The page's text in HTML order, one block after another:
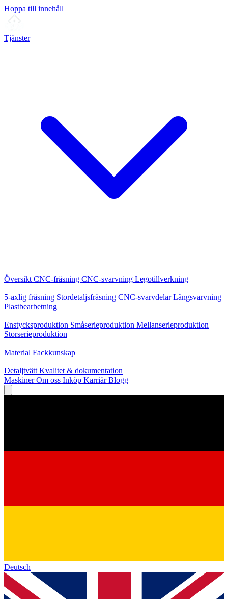
Hoppa till innehåll
Tjänster
Översikt CNC-fräsning CNC-svarvning Legotillverkning
5-axlig fräsning Stordetaljsfräsning CNC-svarvdelarLångsvarvning
Plastbearbetning
Enstycksproduktion Småserieproduktion Mellanserieproduktion
Storserieproduktion
Material Fackkunskap
Detaljtvätt Kvalitet & dokumentation
MaskinerOm oss Inköp KarriärBlogg
Deutsch